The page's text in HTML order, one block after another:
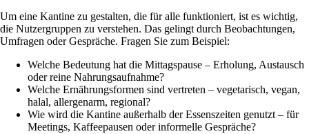
Um eine Kantine zu gestalten, die für alle funktioniert, ist es wichtig,
die Nutzergruppen zu verstehen. Das gelingt durch Beobachtungen,
Umfragen oder Gespräche. Fragen Sie zum Beispiel:
Welche Bedeutung hat die Mittagspause – Erholung, Austausch
oder reine Nahrungsaufnahme?
Welche Ernährungsformen sind vertreten – vegetarisch, vegan,
halal, allergenarm, regional?
Wie wird die Kantine außerhalb der Essenszeiten genutzt – für
Meetings, Kaffeepausen oder informelle Gespräche?